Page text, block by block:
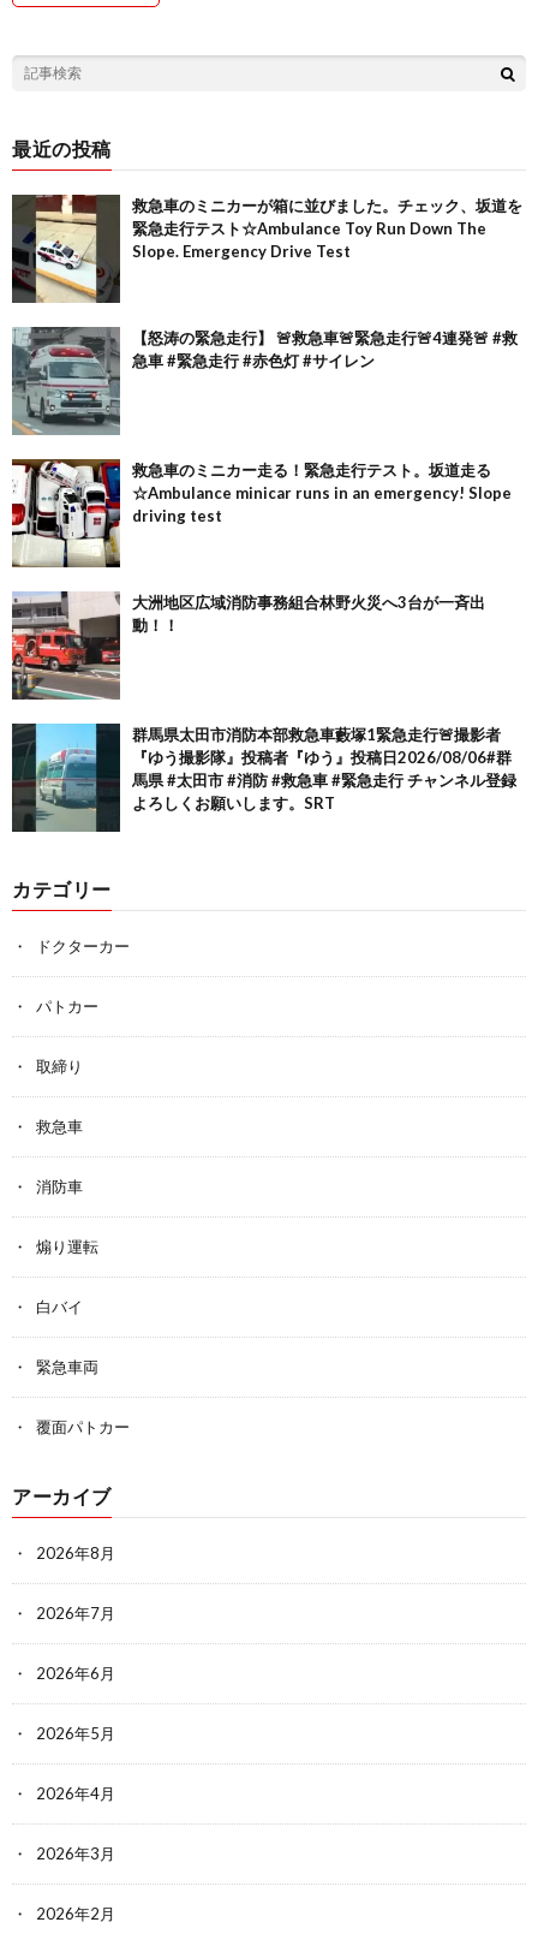
最近の投稿
救急車のミニカーが箱に並びました。チェック、坂道を
緊急走行テスト☆Ambulance Toy Run Down The
Slope. Emergency Drive Test
【怒涛の緊急走行】 🚨救急車🚨緊急走行🚨4連発🚨 #救
急車 #緊急走行 #赤色灯 #サイレン
救急車のミニカー走る！緊急走行テスト。坂道走る
☆Ambulance minicar runs in an emergency! Slope
driving test
大洲地区広域消防事務組合林野火災へ3台が一斉出
動！！
群馬県太田市消防本部救急車藪塚1緊急走行🚨撮影者
『ゆう撮影隊』投稿者『ゆう』投稿日2026/08/06#群
馬県 #太田市 #消防 #救急車 #緊急走行 チャンネル登録
よろしくお願いします。SRT
カテゴリー
ドクターカー
パトカー
取締り
救急車
消防車
煽り運転
白バイ
緊急車両
覆面パトカー
アーカイブ
2026年8月
2026年7月
2026年6月
2026年5月
2026年4月
2026年3月
2026年2月